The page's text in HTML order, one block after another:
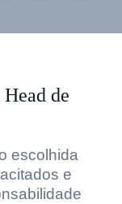
de
escolhida
e